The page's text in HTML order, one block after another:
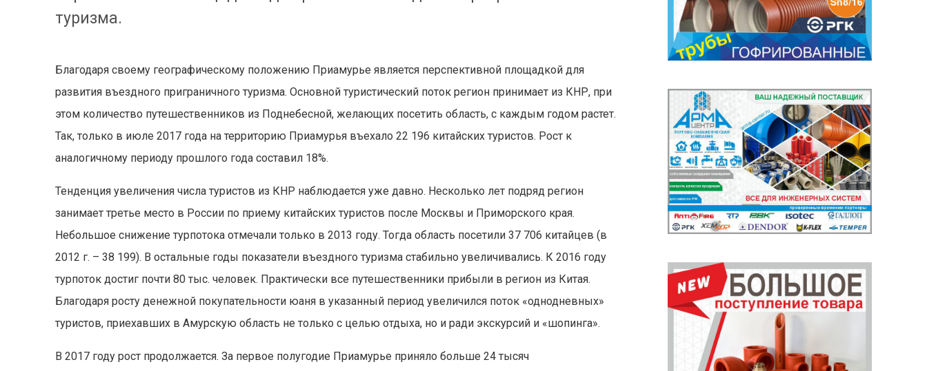
туризма.
Благодаря своему географическому положению Приамурье является перспективной площадкой для
развития въездного приграничного туризма. Основной туристический поток регион принимает из КНР, при
этом количество путешественников из Поднебесной, желающих посетить область, с каждым годом растет.
Так, только в июле 2017 года на территорию Приамурья въехало 22 196 китайских туристов. Рост к
аналогичному периоду прошлого года составил 18%.
Тенденция увеличения числа туристов из КНР наблюдается уже давно. Несколько лет подряд регион
занимает третье место в России по приему китайских туристов после Москвы и Приморского края.
Небольшое снижение турпотока отмечали только в 2013 году. Тогда область посетили 37 706 китайцев (в
2012 г. – 38 199). В остальные годы показатели въездного туризма стабильно увеличивались. К 2016 году
турпоток достиг почти 80 тыс. человек. Практически все путешественники прибыли в регион из Китая.
Благодаря росту денежной покупательности юаня в указанный период увеличился поток «однодневных»
туристов, приехавших в Амурскую область не только с целью отдыха, но и ради экскурсий и «шопинга».
В 2017 году рост продолжается. За первое полугодие Приамурье приняло больше 24 тысяч